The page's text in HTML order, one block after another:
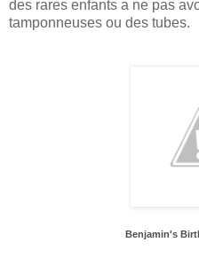
des rares enfants a ne pas
tamponneuses ou des tubes.
Benjamin's